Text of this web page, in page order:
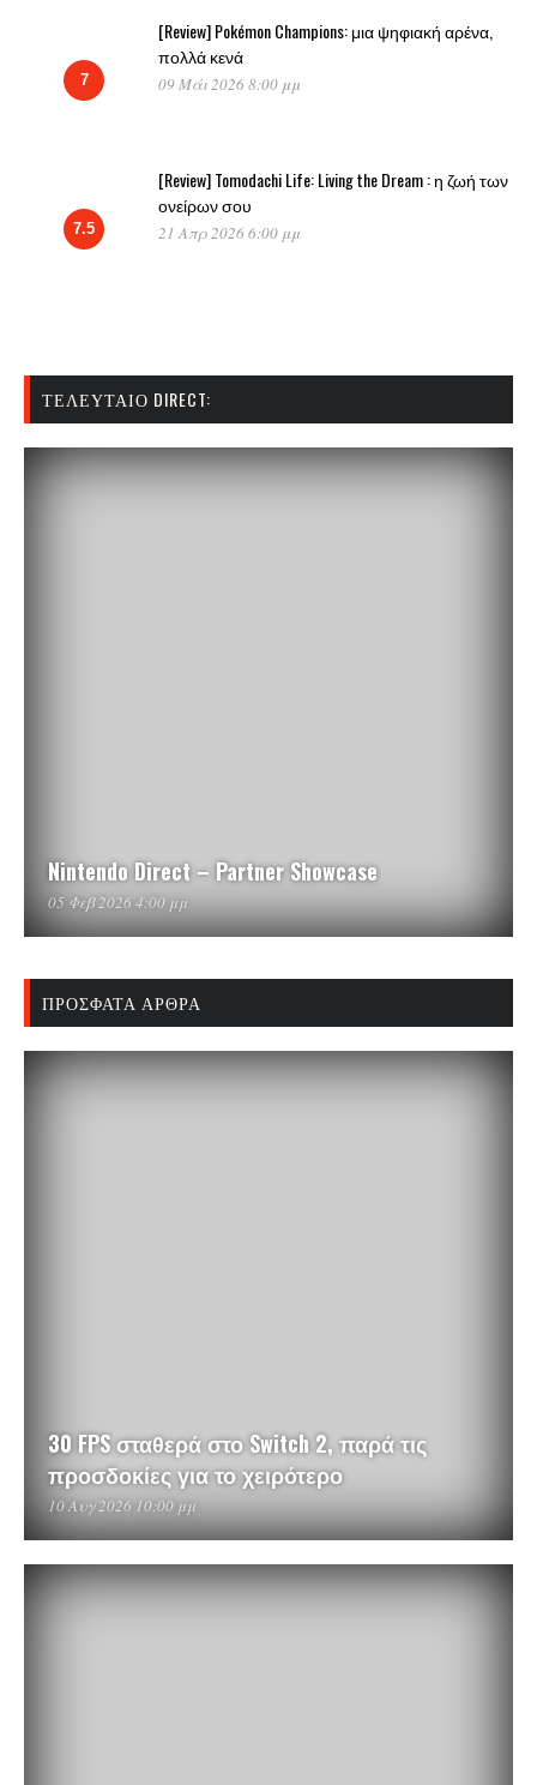
7
[Review] Pokémon Champions: μια ψηφιακή αρένα,
πολλά κενά
09 Μάι 2026 8:00 μμ
7.5
[Review] Tomodachi Life: Living the Dream : η ζωή των
ονείρων σου
21 Απρ 2026 6:00 μμ
ΤΕΛΕΥΤΑΊΟ DIRECT:
Nintendo Direct – Partner Showcase
05 Φεβ 2026 4:00 μμ
ΠΡΌΣΦΑΤΑ ΆΡΘΡΑ
30 FPS σταθερά στο Switch 2, παρά τις
προσδοκίες για το χειρότερο
10 Αυγ 2026 10:00 μμ